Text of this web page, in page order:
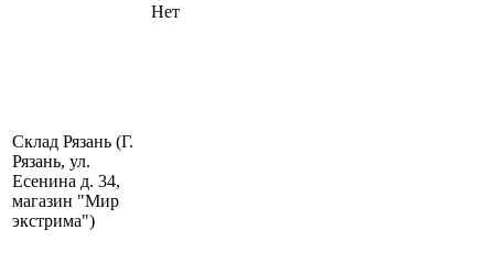
Склад Рязань (Г.
Рязань, ул.
Есенина д. 34,
магазин "Мир
экстрима")
Нет